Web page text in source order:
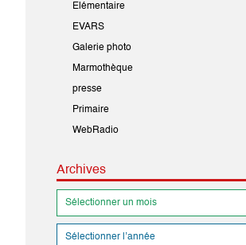
Elémentaire
EVARS
Galerie photo
Marmothèque
presse
Primaire
WebRadio
Archives